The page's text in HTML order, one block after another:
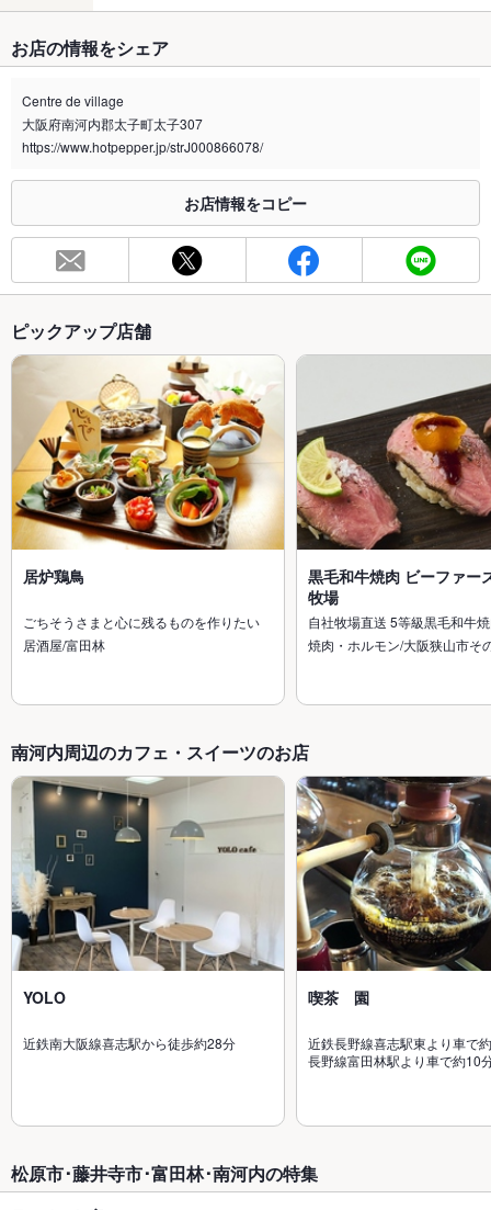
お店の情報をシェア
Centre de village
大阪府南河内郡太子町太子307
https://www.hotpepper.jp/strJ000866078/
お店情報をコピー
ピックアップ店舗
居炉鶏鳥
ごちそうさまと心に残るものを作りたい
居酒屋/富田林
黒毛和牛焼肉 ビーファー
牧場
自社牧場直送 5等級黒毛和牛
焼肉・ホルモン/大阪狭山市そ
南河内周辺のカフェ・スイーツのお店
YOLO
近鉄南大阪線喜志駅から徒歩約28分
喫茶 園
近鉄長野線喜志駅東より車で
長野線富田林駅より車で約10
松原市･藤井寺市･富田林･南河内の特集